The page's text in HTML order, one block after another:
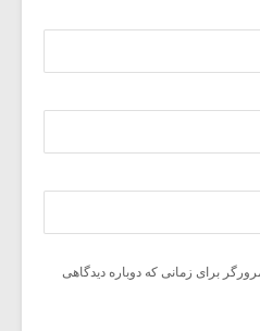
برای زمانی که دوباره دیدگاهی